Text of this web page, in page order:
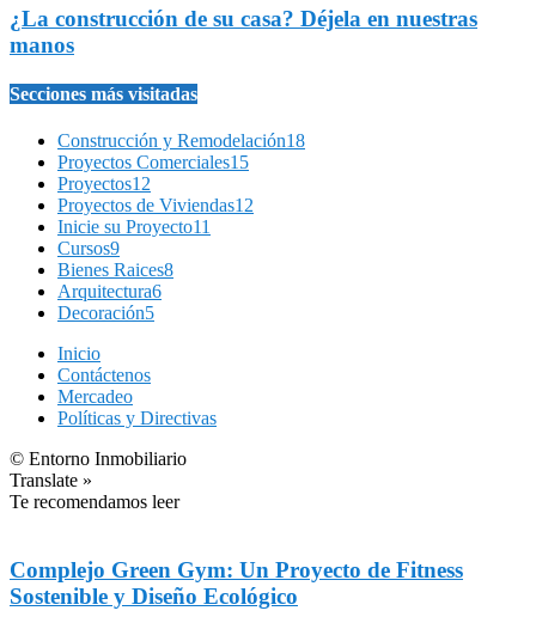
¿La construcción de su casa? Déjela en nuestras
manos
Secciones más visitadas
Construcción y Remodelación18
Proyectos Comerciales15
Proyectos12
Proyectos de Viviendas12
Inicie su Proyecto11
Cursos9
Bienes Raices8
Arquitectura6
Decoración5
Inicio
Contáctenos
Mercadeo
Políticas y Directivas
© Entorno Inmobiliario
Translate »
Te recomendamos leer
Complejo Green Gym: Un Proyecto de Fitness
Sostenible y Diseño Ecológico